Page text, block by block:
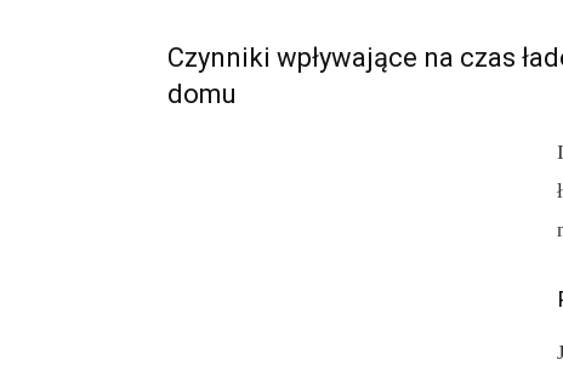
Czynniki wpływające na czas
domu